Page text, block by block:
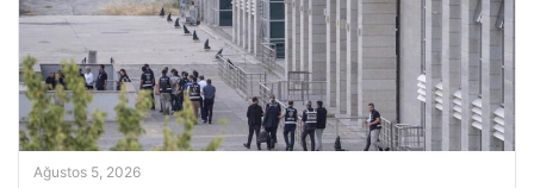
Ağustos 5, 2026